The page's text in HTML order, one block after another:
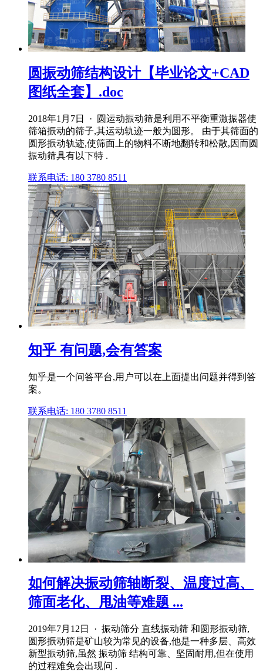
圆振动筛结构设计【毕业论文+CAD
图纸全套】.doc
2018年1月7日 · 圆运动振动筛是利用不平衡重激振器使
筛箱振动的筛子,其运动轨迹一般为圆形。 由于其筛面的
圆形振动轨迹,使筛面上的物料不断地翻转和松散,因而圆
振动筛具有以下特 .
联系电话: 180 3780 8511
知乎 有问题,会有答案
知乎是一个问答平台,用户可以在上面提出问题并得到答
案。
联系电话: 180 3780 8511
如何解决振动筛轴断裂、温度过高、
筛面老化、甩油等难题 ...
2019年7月12日 · 振动筛分 直线振动筛 和圆形振动筛,
圆形振动筛是矿山较为常见的设备,他是一种多层、高效
新型振动筛,虽然 振动筛 结构可靠、坚固耐用,但在使用
的过程难免会出现问 .